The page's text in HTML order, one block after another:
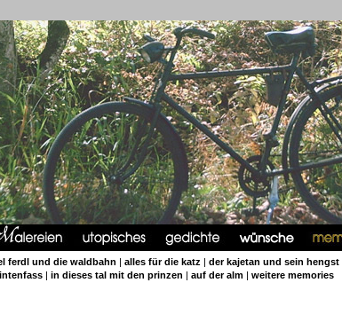
ferdl und die waldbahn |alles für die katz |der kajetan und sein hengst
|in dieses tal mit den prinzen |auf der alm |weitere memories